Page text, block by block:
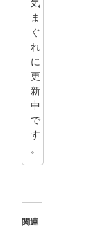
ま
ぐ
れ
に
更
新
中
で
す
。
関連